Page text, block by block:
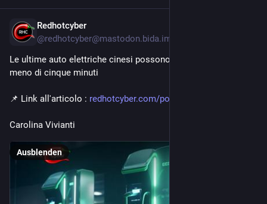
Redhotcyber
@redhotcyber@mastodon.bida.im
Le ultime auto elettriche cinesi possono ricaricarsi al 70% in
meno di cinque minuti
📌 Link all'articolo : redhotcyber.com/post/le-ultime
Carolina Vivianti
Ausblenden